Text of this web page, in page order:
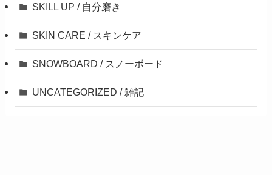
SKILL UP / 自分磨き
SKIN CARE / スキンケア
SNOWBOARD / スノーボード
UNCATEGORIZED / 雑記